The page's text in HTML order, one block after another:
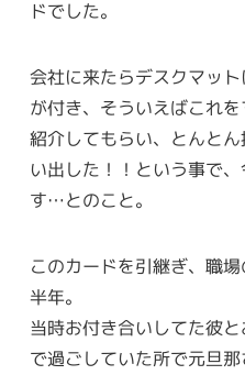
ドでした。
会社に来たらデスクマッ
が付き、そういえばこれ
紹介してもらい、とんと
い出した！！という事で
す…とのこと。
このカードを引継ぎ、職
半年。
当時お付き合いしてた彼
で過ごしていた所で元旦